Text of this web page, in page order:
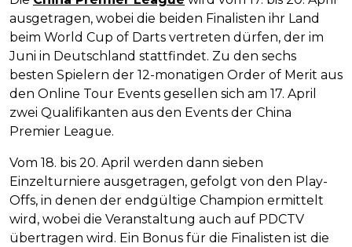
ausgetragen, wobei die beiden Finalisten ihr Land
beim World Cup of Darts vertreten dürfen, der im
Juni in Deutschland stattfindet. Zu den sechs
besten Spielern der 12-monatigen Order of Merit aus
den Online Tour Events gesellen sich am 17. April
zwei Qualifikanten aus den Events der China
Premier League.
Vom 18. bis 20. April werden dann sieben
Einzelturniere ausgetragen, gefolgt von den Play-
Offs, in denen der endgültige Champion ermittelt
wird, wobei die Veranstaltung auch auf PDCTV
übertragen wird. Ein Bonus für die Finalisten ist die